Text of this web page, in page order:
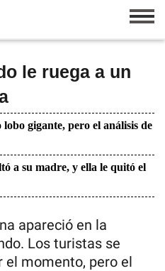
le ruega a un
gigante, pero el análisis de
a su madre, y ella le quitó el
apareció en la
Los turistas se
el momento, pero el